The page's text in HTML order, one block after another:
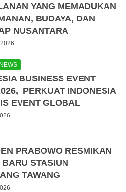
YANG MEMADUKAN
BUDAYA, DAN
NUSANTARA
NEWS
BUSINESS EVENT
PERKUAT INDONESIA
EVENT GLOBAL
PRABOWO RESMIKAN
STASIUN
TAWANG